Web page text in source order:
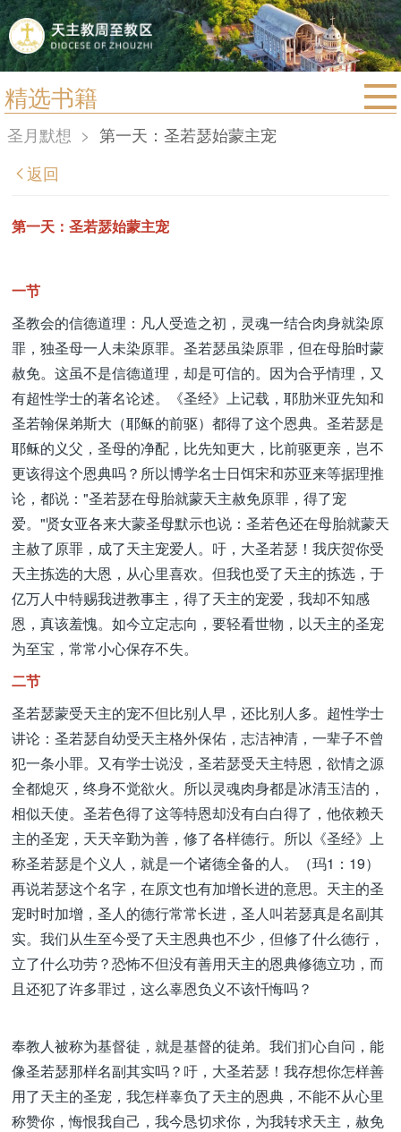
精选书籍
首页
宗教法规
教区简介
教会圣月
圣月默想 > 第一天：圣若瑟始蒙主宠
返回
第一天：圣若瑟始蒙主宠
一节
圣教会的信德道理：凡人受造之初，灵魂一结合肉身就染原
罪，独圣母一人未染原罪。圣若瑟虽染原罪，但在母胎时蒙
赦免。这虽不是信德道理，却是可信的。因为合乎情理，又
有超性学士的著名论述。《圣经》上记载，耶肋米亚先知和
圣若翰保弟斯大（耶稣的前驱）都得了这个恩典。圣若瑟是
耶稣的义父，圣母的净配，比先知更大，比前驱更亲，岂不
更该得这个恩典吗？所以博学名士日饵宋和苏亚来等据理推
论，都说："圣若瑟在母胎就蒙天主赦免原罪，得了宠
爱。"贤女亚各来大蒙圣母默示也说：圣若色还在母胎就蒙天
主赦了原罪，成了天主宠爱人。吁，大圣若瑟！我庆贺你受
天主拣选的大恩，从心里喜欢。但我也受了天主的拣选，于
亿万人中特赐我进教事主，得了天主的宠爱，我却不知感
恩，真该羞愧。如今立定志向，要轻看世物，以天主的圣宠
为至宝，常常小心保存不失。
二节
圣若瑟蒙受天主的宠不但比别人早，还比别人多。超性学士
讲论：圣若瑟自幼受天主格外保佑，志洁神清，一辈子不曾
犯一条小罪。又有学士说没，圣若瑟受天主特恩，欲情之源
全都熄灭，终身不觉欲火。所以灵魂肉身都是冰清玉洁的，
相似天使。圣若色得了这等特恩却没有白白得了，他依赖天
主的圣宠，天天辛勤为善，修了各样德行。所以《圣经》上
称圣若瑟是个义人，就是一个诸德全备的人。（玛1：19）
再说若瑟这个名字，在原文也有加增长进的意思。天主的圣
宠时时加增，圣人的德行常常长进，圣人叫若瑟真是名副其
实。我们从生至今受了天主恩典也不少，但修了什么德行，
立了什么功劳？恐怖不但没有善用天主的恩典修德立功，而
且还犯了许多罪过，这么辜恩负义不该忏悔吗？
奉教人被称为基督徒，就是基督的徒弟。我们扪心自问，能
像圣若瑟那样名副其实吗？吁，大圣若瑟！我存想你怎样善
用了天主的圣宠，我怎样辜负了天主的恩典，不能不从心里
称赞你，悔恨我自己，我今恳切求你，为我转求天主，赦免